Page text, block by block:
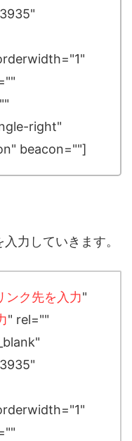
right"
beacon=""]
力していきます。
ンク先を入力"
" rel=""